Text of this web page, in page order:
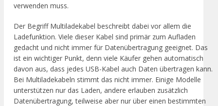
verwenden muss.
Der Begriff Multiladekabel beschreibt dabei vor allem die
Ladefunktion. Viele dieser Kabel sind primär zum Aufladen
gedacht und nicht immer für Datenübertragung geeignet. Das
ist ein wichtiger Punkt, denn viele Käufer gehen automatisch
davon aus, dass jedes USB-Kabel auch Daten übertragen kann.
Bei Multiladekabeln stimmt das nicht immer. Einige Modelle
unterstützen nur das Laden, andere erlauben zusätzlich
Datenübertragung, teilweise aber nur über einen bestimmten